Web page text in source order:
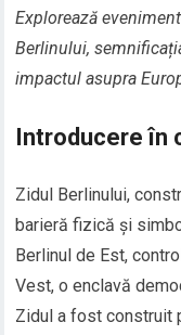
Explorează
Berlinului,
impactul asupra
Introducere
Zidul Berlinului,
barieră fizică și
Berlinul de Est,
Vest, o enclavă
Zidul a fost construit